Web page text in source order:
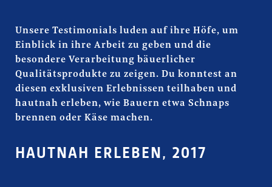
HAUTNAH ERLEBEN, 2017
Unsere Testimonials luden auf ihre Höfe, um
Einblick in ihre Arbeit zu geben und die
besondere Verarbeitung bäuerlicher
Qualitätsprodukte zu zeigen. Du konntest an
diesen exklusiven Erlebnissen teilhaben und
hautnah erleben, wie Bauern etwa Schnaps
brennen oder Käse machen.